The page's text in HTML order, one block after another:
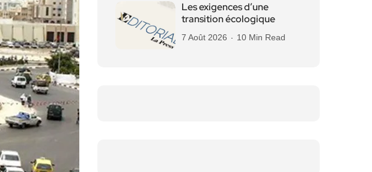
Les exigences d’une
transition écologique
7 Août 2026 10 Min Read